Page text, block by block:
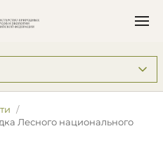
Лесного национального